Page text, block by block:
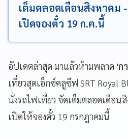
เต็มตลอดเดือนสิงหาคม
เปิดจองตั๋ว 19 ก.ค.นี้
อัปเดตล่าสุด มาแล้วห้ามพลาด 'ก
เที่ยวสุดเอ็กซ์คลูซีฟ SRT Royal
นั่งรถไฟเที่ยว จัดเต็มตลอดเดือน
เปิดให้จองตั๋ว 19 กรกฎาคมนี้